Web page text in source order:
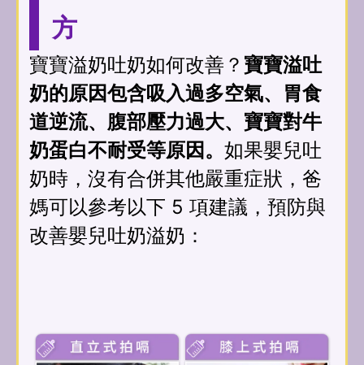
方
寶寶溢奶吐奶如何改善？ 寶寶溢吐
奶的原因包含吸入過多空氣、胃食
道逆流、腹部壓力過大、寶寶對牛
奶蛋白不耐受等原因。如果嬰兒吐
奶時，沒有合併其他嚴重症狀，爸
媽可以參考以下 5 項建議，預防與
改善嬰兒吐奶溢奶：